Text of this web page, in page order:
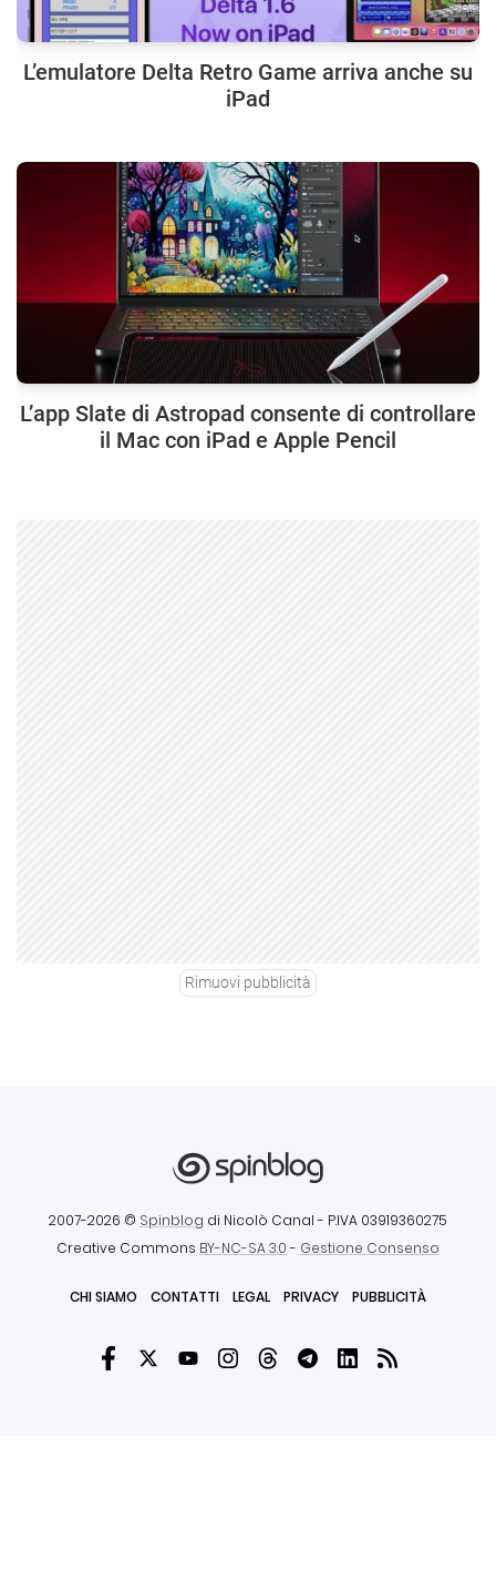
L’emulatore Delta Retro Game arriva anche su
iPad
L’app Slate di Astropad consente di controllare
il Mac con iPad e Apple Pencil
Rimuovi pubblicità
2007-2026 © Spinblog di Nicolò Canal - P.IVA 03919360275
Creative Commons BY-NC-SA 3.0- Gestione Consenso
CHI SIAMO CONTATTI LEGAL PRIVACY PUBBLICITÀ